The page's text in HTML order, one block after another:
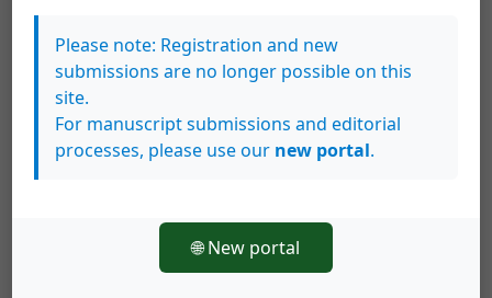
responsabilidad Social Corporativa en las Instituciones
educativas. Estudios sobre educación. 27, 169-191.
doi:10.15581/004.27.169-191.
Matten, Dirk y Moon, Jeremy. (2004). Corporate Social
Responsibility Education in Europe. Journal of Business
Michel, Guillermo. (2006). Existencia y Método. México:
Castellanos Editores.
Please note: Registration and new
submissions are no longer possible on this
site.
For manuscript submissions and editorial
processes, please use our new portal.
🌐 New portal